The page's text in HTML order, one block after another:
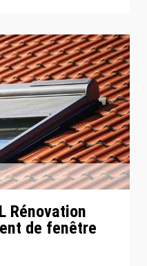
Rénovation
de fenêtre